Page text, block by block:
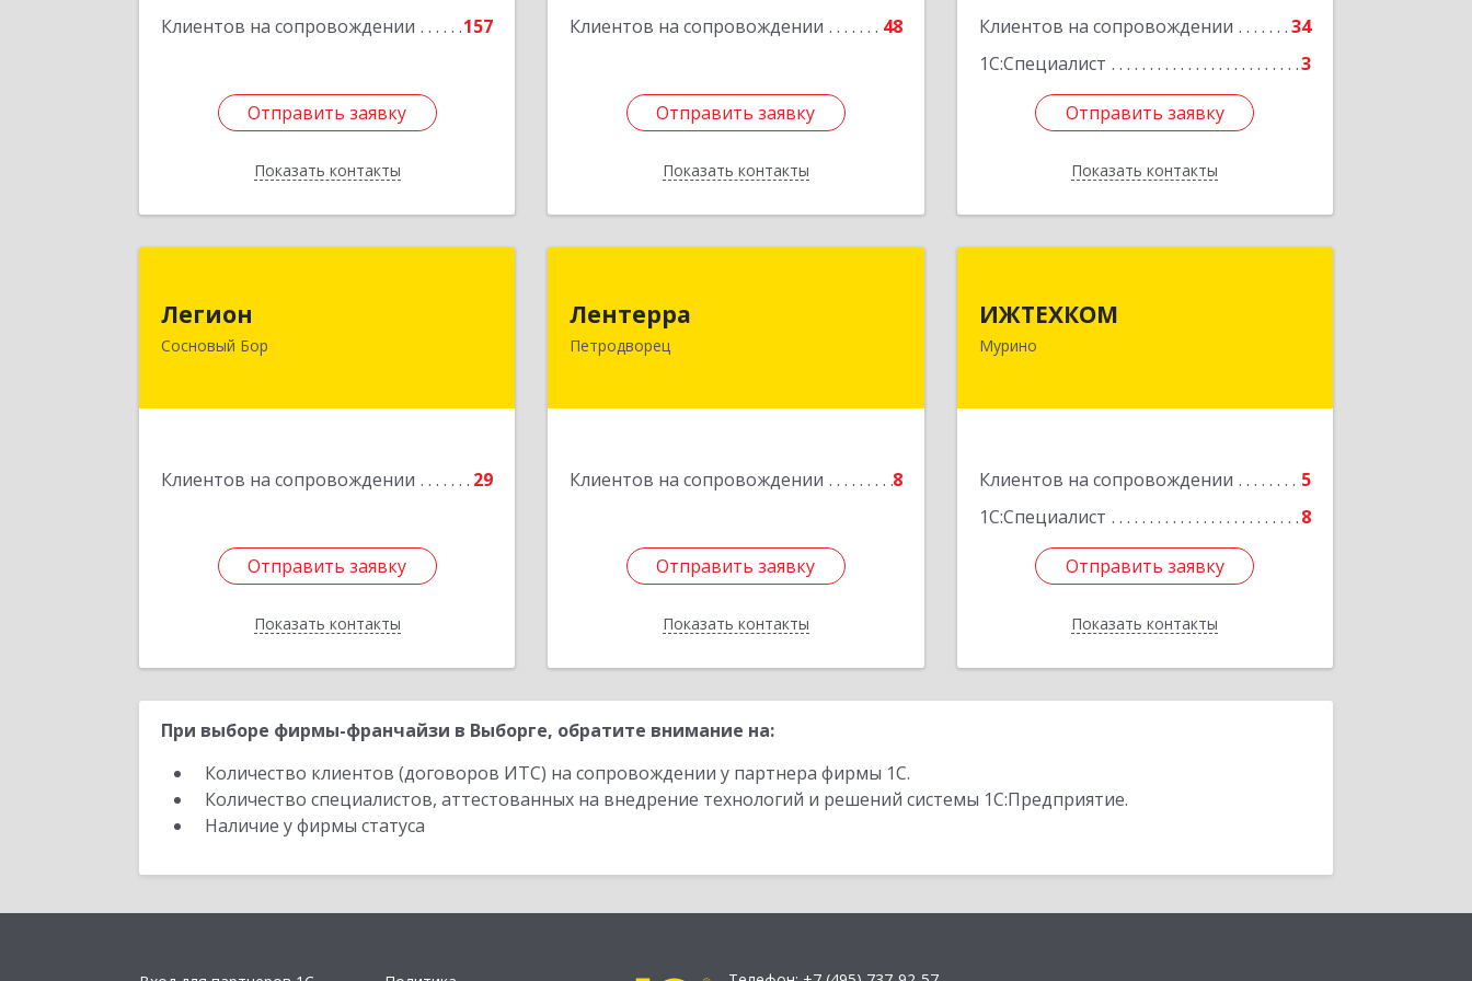
Клиентов на сопровождении 157
Отправить заявку
Показать контакты
Отправить заявку
Назад
Клиентов на сопровождении 48
Отправить заявку
Показать контакты
Отправить заявку
Назад
Клиентов на сопровождении
34
1С:Специалист
3
Отправить заявку
Показать контакты
Отправить заявку
Назад
Легион
Сосновый Бор
Клиентов на сопровождении 29
Отправить заявку
Показать контакты
Бор г, Парковая ул, дом № 9
Подробнее
Отправить заявку
Назад
Лентерра
Петродворец
Клиентов на сопровождении 8
Отправить заявку
Показать контакты
198517, Санкт-Петербург, Петергоф г,
Ропшинское шоссе, дом № 3, корпус 2,
Отправить заявку
Назад
ИЖТЕХКОМ
Мурино
Клиентов на сопровождении
5
1С:Специалист
8
Отправить заявку
Показать контакты
Отправить заявку
Назад
При выборе фирмы-франчайзи в Выборге, обратите внимание на:
Количество клиентов (договоров ИТС) на сопровождении у партнера фирмы 1С.
Количество специалистов, аттестованных на внедрение технологий и решений системы 1С:Предприятие.
Наличие у фирмы статуса